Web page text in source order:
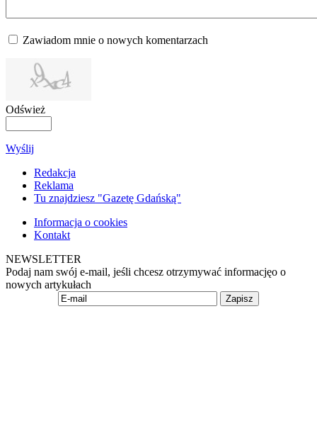
Zawiadom mnie o nowych komentarzach
Odśwież
Wyślij
Redakcja
Reklama
Tu znajdziesz "Gazetę Gdańską"
Informacja o cookies
Kontakt
NEWSLETTER
Podaj nam swój e-mail, jeśli chcesz otrzymywać informacjęo o
nowych artykułach
Zapisz